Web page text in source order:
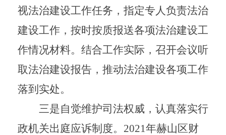
视法治建设工作任务，指定专人负责法治
建设工作，按时按质报送各项法治建设工
作情况材料。结合工作实际，召开会议听
取法治建设报告，推动法治建设各项工作
落到实处。
三是自觉维护司法权威，认真落实行
政机关出庭应诉制度。 2021年赫山区财